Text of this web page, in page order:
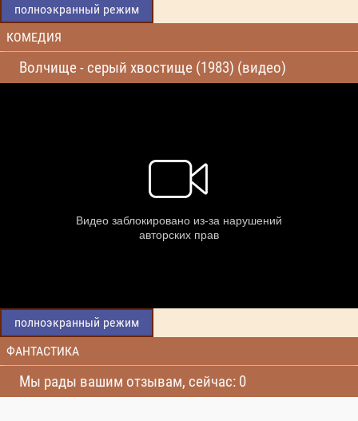
полноэкранный режим
КОМЕДИЯ
Волчище - серый хвостище (1983) (видео)
полноэкранный режим
ФАНТАСТИКА
Мы рады вашим отзывам, сейчас: 0